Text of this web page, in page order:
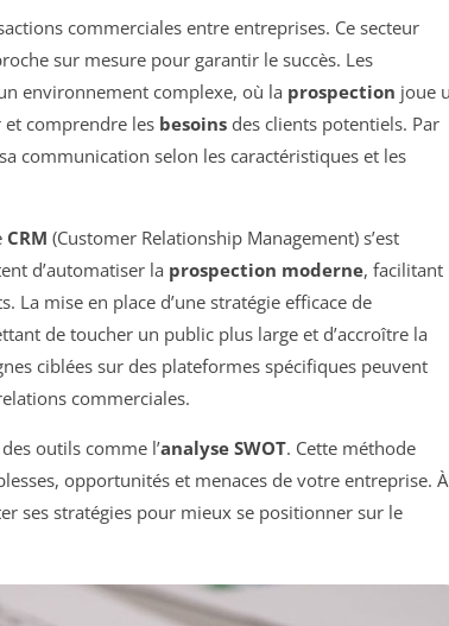
commerciales entre entreprises. Ce secteur
sur mesure pour garantir le succès. Les
environnement complexe, où la prospection joue
comprendre les besoins des clients potentiels. Par
communication selon les caractéristiques et les
CRM (Customer Relationship Management) s’est
d’automatiser la prospection moderne, facilitant
La mise en place d’une stratégie efficace de
de toucher un public plus large et d’accroître la
ciblées sur des plateformes spécifiques peuvent
commerciales.
outils comme l’analyse SWOT. Cette méthode
opportunités et menaces de votre entreprise. À
ses stratégies pour mieux se positionner sur le